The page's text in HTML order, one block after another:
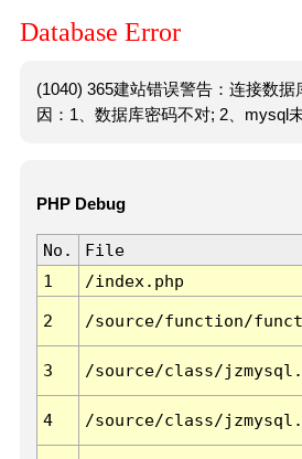
Database Error
(1040) 365建站错误警告：连接数据
因：1、数据库密码不对; 2、mysql未
PHP Debug
No. File
1
/index.php
2 /source/function/
3 /source/class/
4 /source/class/